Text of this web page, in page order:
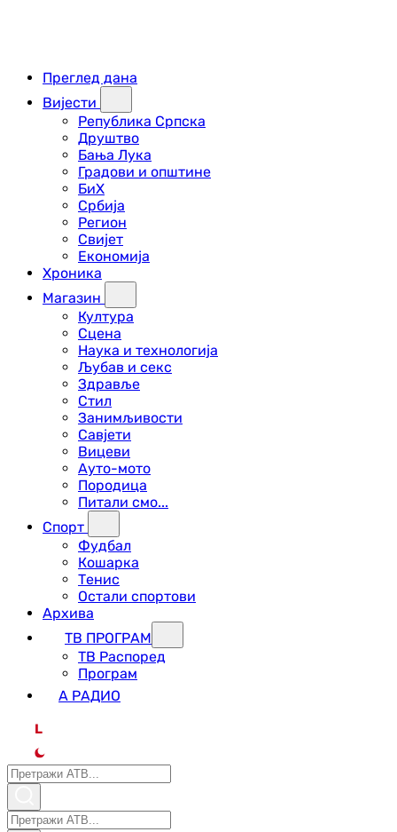
Преглед дана
Вијести
Република Српска
Друштво
Бања Лука
Градови и општине
БиХ
Србија
Регион
Свијет
Економија
Хроника
Магазин
Култура
Сцена
Наука и технологија
Љубав и секс
Здравље
Стил
Занимљивости
Савјети
Вицеви
Ауто-мото
Породица
Питали смо...
Спорт
Фудбал
Кошарка
Тенис
Остали спортови
Архива
ТВ ПРОГРАМ
ТВ Распоред
Програм
А РАДИО
L